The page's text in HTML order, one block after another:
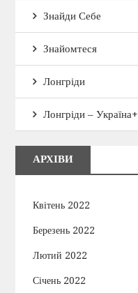
з
а
п
и
с
Знайди Себе
Знайомтеся
Лонгріди
Лонгріди – Україна+
АРХІВИ
Квітень 2022
Березень 2022
Лютий 2022
Січень 2022